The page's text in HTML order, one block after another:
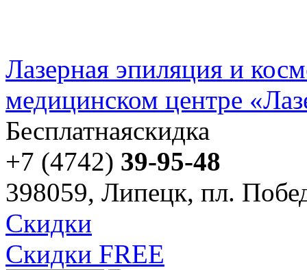
Лазерная эпиляция и
медицинском центре
Бесплатнаяскидка
+7 (4742) 39-95-48
398059, Липецк, пл.
Скидки
Скидки FREE